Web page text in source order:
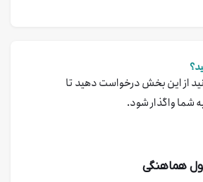
از این بخش درخواست دهید تا
شما واگذار شود.
هماهنگی